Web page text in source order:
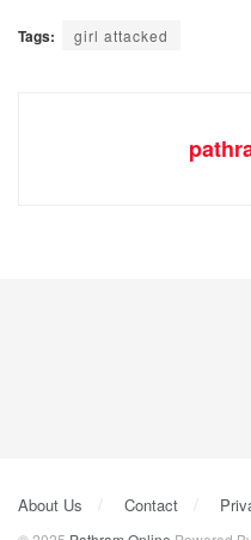
Tags: girl attacked
About Us Contact